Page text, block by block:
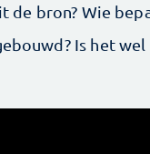
de bron? Wie
Is het wel